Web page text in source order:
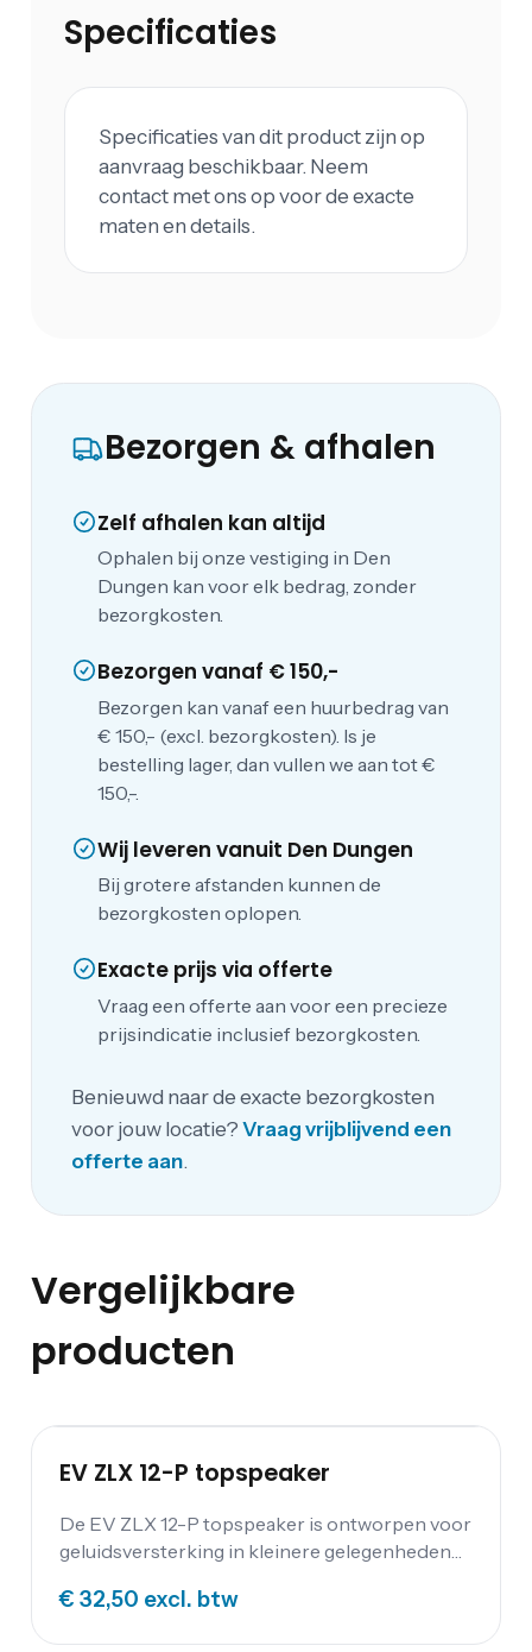
Specificaties
Specificaties van dit product zijn op
aanvraag beschikbaar. Neem
contact met ons op voor de exacte
maten en details.
Bezorgen & afhalen
Zelf afhalen kan altijd
Ophalen bij onze vestiging in Den
Dungen kan voor elk bedrag, zonder
bezorgkosten.
Bezorgen vanaf € 150,-
Bezorgen kan vanaf een huurbedrag van
€ 150,- (excl. bezorgkosten). Is je
bestelling lager, dan vullen we aan tot €
150,-.
Wij leveren vanuit Den Dungen
Bij grotere afstanden kunnen de
bezorgkosten oplopen.
Exacte prijs via offerte
Vraag een offerte aan voor een precieze
prijsindicatie inclusief bezorgkosten.
Benieuwd naar de exacte bezorgkosten
voor jouw locatie?Vraag vrijblijvend een
offerte aan.
Vergelijkbare
producten
EV ZLX 12-P topspeaker
De EV ZLX 12-P topspeaker is ontworpen voor
geluidsversterking in kleinere gelegenheden
het podium.
€ 32,50 excl. btw